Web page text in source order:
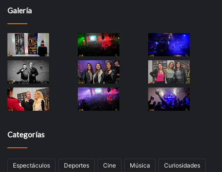
Galería
Categorías
Espectáculos Deportes Cine Música Curiosidades